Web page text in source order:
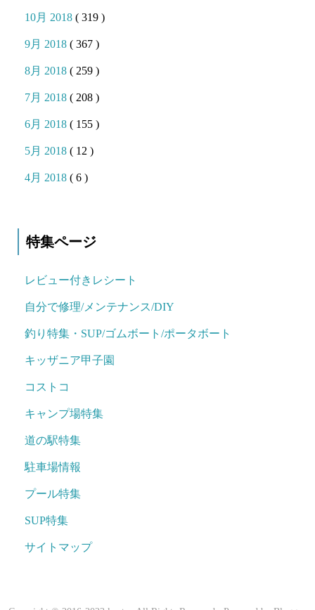
10月 2018( 319 )
9月 2018( 367 )
8月 2018( 259 )
7月 2018( 208 )
6月 2018( 155 )
5月 2018( 12 )
4月 2018( 6 )
特集ページ
レビュー付きレシート
自分で修理/メンテナンス/DIY
釣り特集・SUP/ゴムボート/ポータボート
キッザニア甲子園
コストコ
キャンプ場特集
道の駅特集
駐車場情報
プール特集
SUP特集
サイトマップ